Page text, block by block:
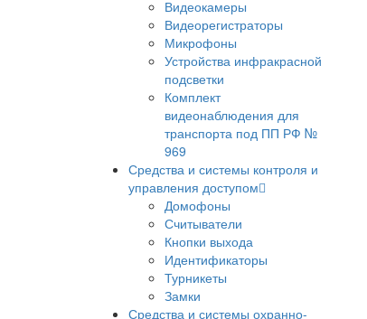
Видеокамеры
Видеорегистраторы
Микрофоны
Устройства инфракрасной
подсветки
Комплект
видеонаблюдения для
транспорта под ПП РФ №
969
Средства и системы контроля и
управления доступом
Домофоны
Считыватели
Кнопки выхода
Идентификаторы
Турникеты
Замки
Средства и системы охранно-